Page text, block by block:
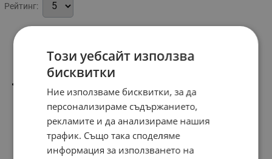
Рейтинг:
Информация
Този уебсайт използва
бисквитки
Ние използваме бисквитки, за да
персонализираме съдържанието,
рекламите и да анализираме нашия
трафик. Също така споделяме
информация за използването на